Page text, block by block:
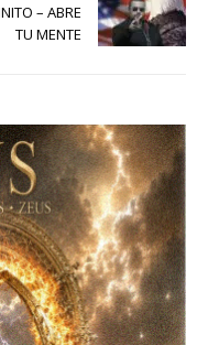
– ABRE
TU MENTE